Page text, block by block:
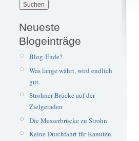
Neueste
Blogeinträge
Blog-Ende?
Was lange währt, wird endlich
gut.
Strohner Brücke auf der
Zielgeraden
Die Messerbrücke zu Strohn
Keine Durchfahrt für Kanuten